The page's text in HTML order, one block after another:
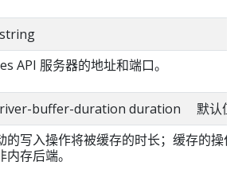
API 服务器的地址和端口。
buffer-duration duration 默认值
的写入操作将被缓存的时长；缓存的操作
存后端。